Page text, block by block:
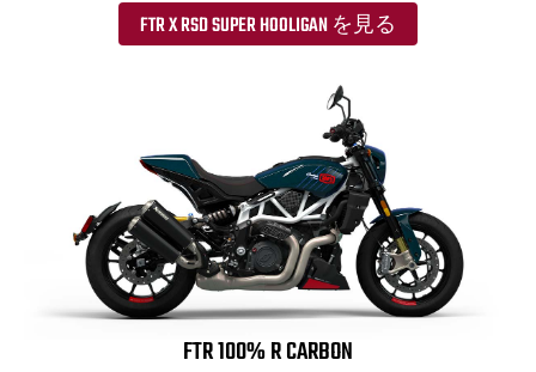
FTR X RSD SUPER HOOLIGAN を見る
FTR 100% R CARBON